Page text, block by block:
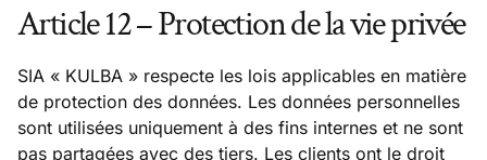
Article 12 – Protection de la vie privée
SIA « KULBA » respecte les lois applicables en matière
de protection des données. Les données personnelles
sont utilisées uniquement à des fins internes et ne sont
pas partagées avec des tiers. Les clients ont le droit